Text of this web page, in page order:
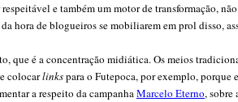
e também um motor de transformação,
hora de blogueiros se mobiliarem em prol disso,
que é a concentração midiática. Os meios
colocarlinkspara o Futepoca, por exemplo, porque
a respeito da campanhaMarcelo Eterno, sobre